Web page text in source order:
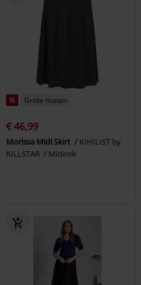
% Grote maten
€ 46,99
Morissa Midi Skirt
KIHILIST by
KILLSTAR
Midirok